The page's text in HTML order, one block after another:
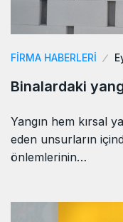
FIRMA HABERLERI
Binalardaki
Yangın hem kırsal
eden unsurların
önlemlerinin…